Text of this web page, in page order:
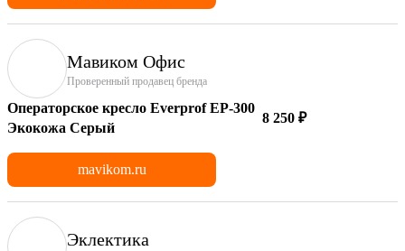
Мавиком Офис
Проверенный продавец бренда
Операторское кресло Everprof EP-300
Экокожа Серый
8 250 ₽
mavikom.ru
Эклектика